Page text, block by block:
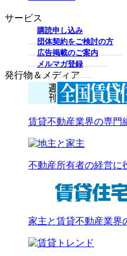
サービス
購読申し込み
団体契約をご検討の方
広告掲載のご案内
メルマガ登録
発行物＆メディア
賃貸不動産業界の専門
不動産所有者の経営に
家主と賃貸不動産業界